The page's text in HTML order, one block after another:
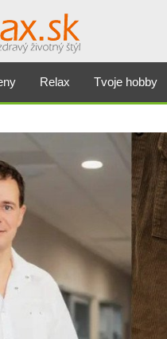
Relax Tvoje hobby